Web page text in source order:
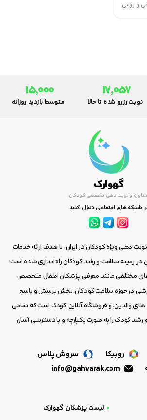
و روانی،
و شير
شود. 17,057
نوبت رزرو شده تا حالا
15,000
متوسط بازدید روزانه
گهوارک
و نوبت دهی تخصصی کودکان
در شبکه های اجتماعی دنبال کنید
دهی ویژه کودکان در ایران، با هدف ارائه خدمات
زمینه سلامت و رشد کودکان راه اندازی شده است.
مختلفی مانند معرفی پزشکان اطفال متخصص،
در حوزه سلامت کودکان، بخش پرسش و پاسخ
های والدین، و فروشگاه آنلاین کودک است که تمامی
و رشد کودک را به صورت یکپارچه و با دسترسی آسان
روبیکا
سروش پلاس
لیست پزشکان گهوارک